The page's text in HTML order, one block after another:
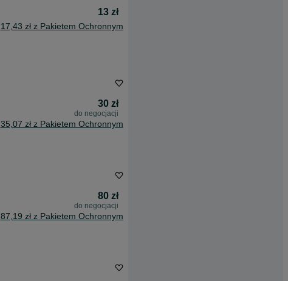
13 zł
17,43 zł z Pakietem Ochronnym
30 zł
do negocjacji
35,07 zł z Pakietem Ochronnym
80 zł
do negocjacji
87,19 zł z Pakietem Ochronnym